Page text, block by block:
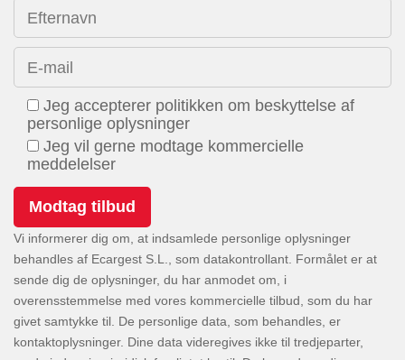
Efternavn
E-mail
Jeg accepterer politikken om beskyttelse af
personlige oplysninger
Jeg vil gerne modtage kommercielle
meddelelser
Vi informerer dig om, at indsamlede personlige oplysninger
behandles af Ecargest S.L., som datakontrollant. Formålet er at
sende dig de oplysninger, du har anmodet om, i
overensstemmelse med vores kommercielle tilbud, som du har
givet samtykke til. De personlige data, som behandles, er
kontaktoplysninger. Dine data videregives ikke til tredjeparter,